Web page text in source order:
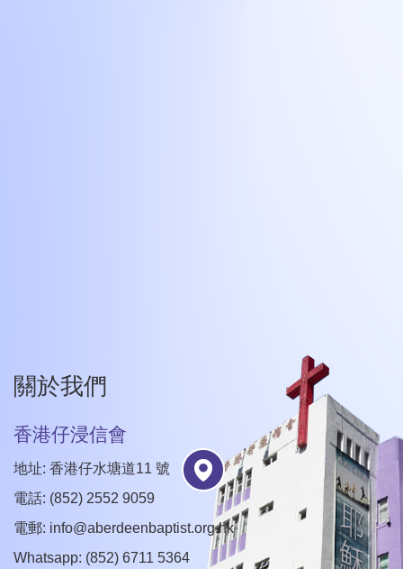
關於我們
香港仔浸信會
地址: 香港仔水塘道11 號
電話: (852) 2552 9059
電郵: info@aberdeenbaptist.org.hk
Whatsapp: (852) 6711 5364